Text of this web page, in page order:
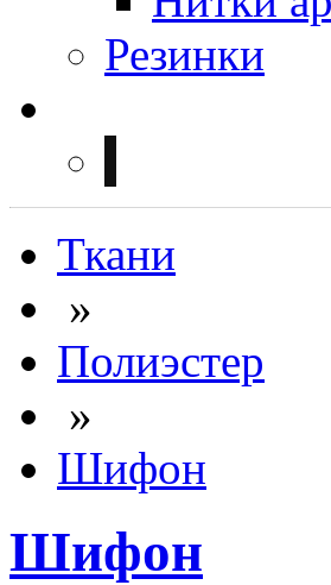
Резинки
Ткани
»
Полиэстер
»
Шифон
Шифон